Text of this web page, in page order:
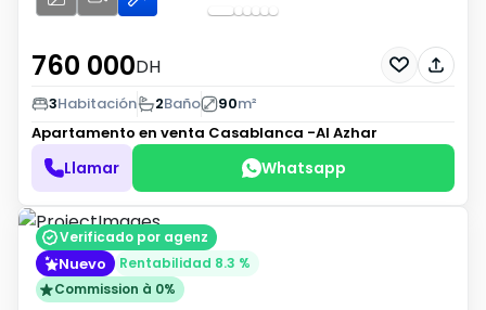
760 000DH
3Habitación 2Baño 90m²
Apartamento en venta Casablanca -Al Azhar
Llamar Whatsapp
Verificado por agenz
Nuevo
Rentabilidad 8.3 %
Commission à 0%